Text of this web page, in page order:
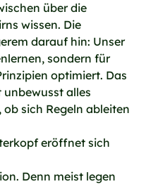
über die
wissen. Die
darauf hin: Unser
sondern für
optimiert. Das
alles
sich Regeln ableiten
eröffnet sich
Denn meist legen